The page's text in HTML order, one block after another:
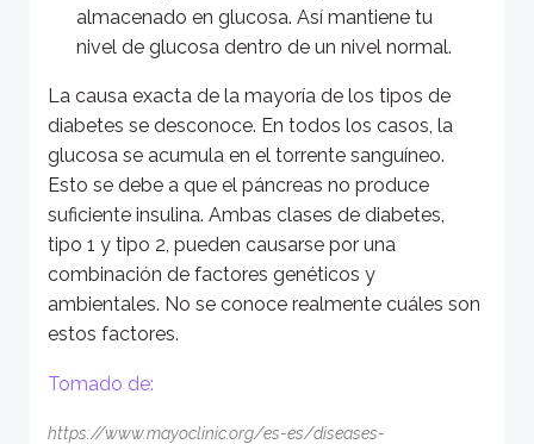
almacenado en glucosa. Así mantiene tu
nivel de glucosa dentro de un nivel normal.
La causa exacta de la mayoría de los tipos de
diabetes se desconoce. En todos los casos, la
glucosa se acumula en el torrente sanguíneo.
Esto se debe a que el páncreas no produce
suficiente insulina. Ambas clases de diabetes,
tipo 1 y tipo 2, pueden causarse por una
combinación de factores genéticos y
ambientales. No se conoce realmente cuáles son
estos factores.
Tomado de:
https://www.mayoclinic.org/es-es/diseases-